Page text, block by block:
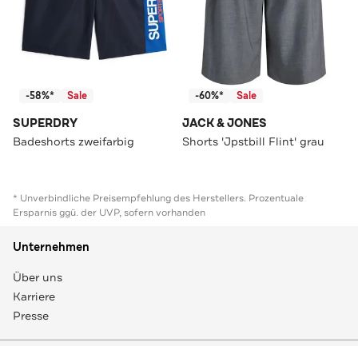
-58%* Sale
SUPERDRY
Badeshorts zweifarbig
-60%* Sale
JACK & JONES
Shorts 'Jpstbill Flint' grau
* Unverbindliche Preisempfehlung des Herstellers. Prozentuale
Ersparnis ggü. der UVP, sofern vorhanden
Unternehmen
Über uns
Karriere
Presse